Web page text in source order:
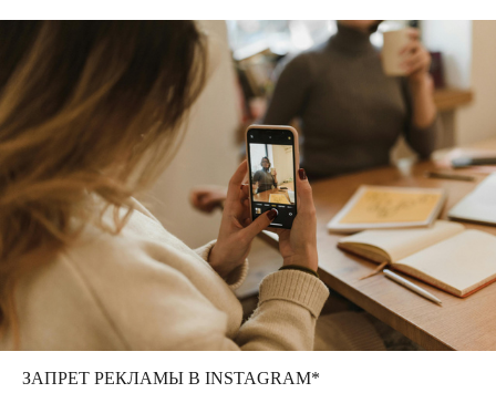
ЗАПРЕТ РЕКЛАМЫ В INSTAGRAM*